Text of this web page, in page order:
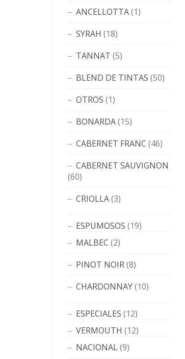
ANCELLOTTA(1)
SYRAH (18)
TANNAT (5)
BLEND DE TINTAS (50)
OTROS (1)
BONARDA(15)
CABERNET FRANC (46)
CABERNET SAUVIGNON
(60)
CRIOLLA(3)
ESPUMOSOS (19)
MALBEC (2)
PINOT NOIR(8)
CHARDONNAY(10)
ESPECIALES (12)
VERMOUTH (12)
NACIONAL(9)